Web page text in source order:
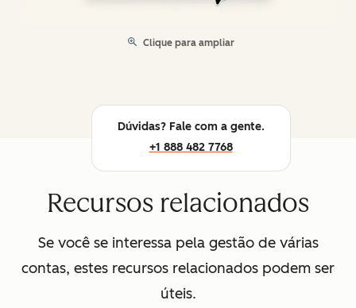
Clique para ampliar
Dúvidas? Fale com a gente.
+1 888 482 7768
Recursos relacionados
Se você se interessa pela gestão de várias
contas, estes recursos relacionados podem ser
úteis.